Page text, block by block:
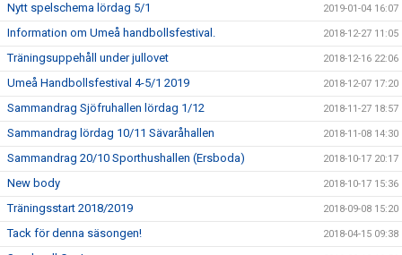
Nytt spelschema lördag 5/1 2019-01-04 16:07
Information om Umeå handbollsfestival. 2018-12-27 11:05
Träningsuppehåll under jullovet 2018-12-16 22:06
Umeå Handbollsfestival 4-5/1 2019 2018-12-07 17:20
Sammandrag Sjöfruhallen lördag 1/12 2018-11-27 18:57
Sammandrag lördag 10/11 Sävaråhallen 2018-11-08 14:30
Sammandrag 20/10 Sporthushallen (Ersboda) 2018-10-17 20:17
New body 2018-10-17 15:36
Träningsstart 2018/2019 2018-09-08 15:20
Tack för denna säsongen! 2018-04-15 09:38